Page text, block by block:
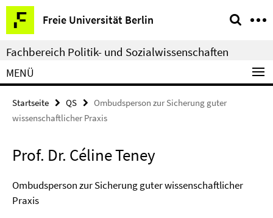
Springe
direkt
zu
Inhalt
Freie Universität Berlin
Service-
Navigation
Fachbereich Politik- und Sozialwissenschaften
MENÜ
Startseite QS
Ombudsperson zur Sicherung guter
wissenschaftlicher Praxis
Prof. Dr. Céline Teney
Ombudsperson zur Sicherung guter wissenschaftlicher
Praxis